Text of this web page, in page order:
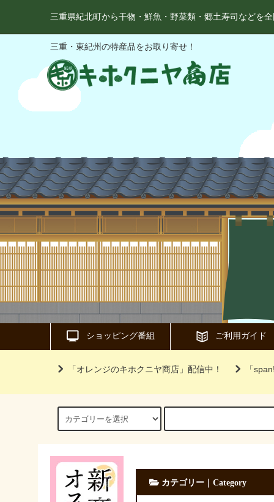
三重県紀北町から干物・鮮魚・野菜類・郷土寿司などを
三重・東紀州の特産品をお取り寄せ！
ショッピング番組 ご利用ガイド
「オレンジのキホクニヤ商店」配信中！ 「
カテゴリー｜Category